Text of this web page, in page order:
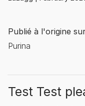
Publié à l'origine
Purina
Test Test